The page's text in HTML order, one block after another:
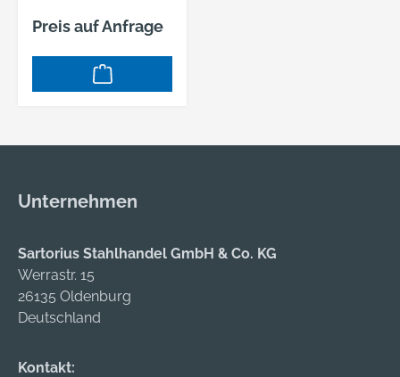
Preis auf Anfrage
Unternehmen
Sartorius Stahlhandel GmbH & Co. KG
Werrastr. 15
26135 Oldenburg
Deutschland
Kontakt: